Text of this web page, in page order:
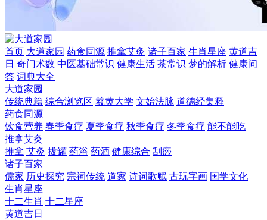
首页 大道家园 药食同源 推拿艾灸 诸子百家 生肖星座 黄道吉
日 奇门术数 中医基础常识 健康生活 茶常识 梦的解析 健康问
答 词典大全
大道家园
传统典籍 综合浏览区 羲黄大学 文始法脉 道德经集释
药食同源
饮食营养 春季食疗 夏季食疗 秋季食疗 冬季食疗 能不能吃
推拿艾灸
推拿 艾灸 拔罐 药浴 药酒 健康综合 刮痧
诸子百家
儒家 历史探究 宗祠传统 道家 诗词歌赋 古玩字画 国学文化
生肖星座
十二生肖 十二星座
黄道吉日